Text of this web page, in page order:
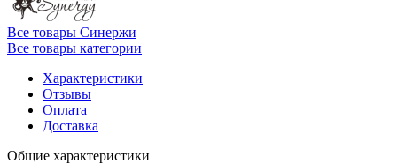
Все товары Синержи
Все товары категории
Характеристики
Отзывы
Оплата
Доставка
Общие характеристики